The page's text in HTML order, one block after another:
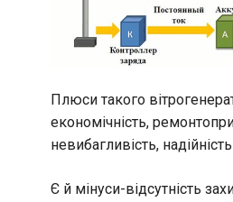
Плюси такого
економічність,
невибагливість,
Є й мінуси-відсутність